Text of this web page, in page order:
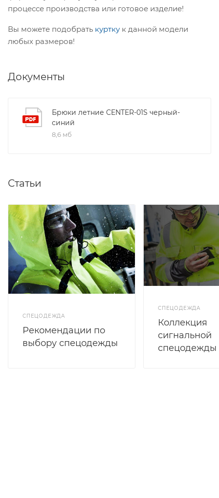
процессе производства или готовое изделие!
Вы можете подобрать куртку к данной модели
любых размеров!
Документы
Брюки летние CENTER-01S черный-
синий
8,6 мб
Статьи
СПЕЦОДЕЖДА
Рекомендации по
выбору спецодежды
СПЕЦОДЕЖДА
Коллекция
сигнальной
спецодежды